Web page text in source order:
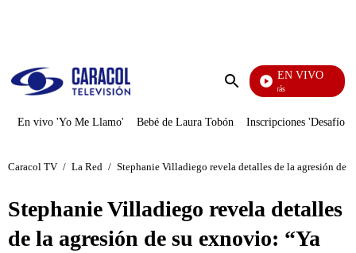
Enviar
EN VIVO
También Caerás
En vivo 'Yo Me Llamo' Bebé de Laura Tobón Inscripciones 'Desafío'
Caracol TV / La Red / Stephanie Villadiego revela detalles de la agresión de
Stephanie Villadiego revela detalles
de la agresión de su exnovio: “Ya